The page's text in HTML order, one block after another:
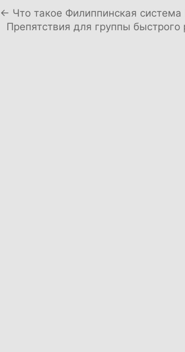
Навигация по записям
← Что такое Филиппинская система
Препятствия для группы